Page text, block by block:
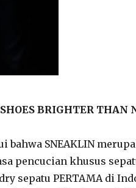
BRIGHTER THAN
bahwa SNEAKLIN
pencucian khusus
sepatu PERTAMA di